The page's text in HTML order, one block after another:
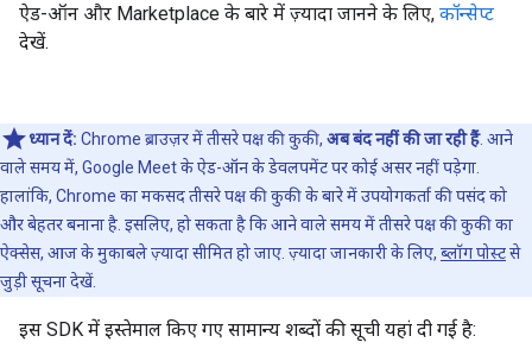
ऐड-ऑन और Marketplace के बारे में ज़्यादा जानने के लिए, कॉन्सेप्ट
देखें.
ध्यान दें: Chrome ब्राउज़र में तीसरे पक्ष की कुकी, अब बंद नहीं की जा रही हैं. आने
वाले समय में, Google Meet के ऐड-ऑन के डेवलपमेंट पर कोई असर नहीं पड़ेगा.
हालांकि, Chrome का मकसद तीसरे पक्ष की कुकी के बारे में उपयोगकर्ता की पसंद को
और बेहतर बनाना है. इसलिए, हो सकता है कि आने वाले समय में तीसरे पक्ष की कुकी का
ऐक्सेस, आज के मुकाबले ज़्यादा सीमित हो जाए. ज़्यादा जानकारी के लिए, ब्लॉग पोस्टसे
जुड़ी सूचना देखें.
इस SDK में इस्तेमाल किए गए सामान्य शब्दों की सूची यहां दी गई है: